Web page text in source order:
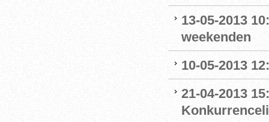
13-05-2013
weekenden
10-05-2013
21-04-2013